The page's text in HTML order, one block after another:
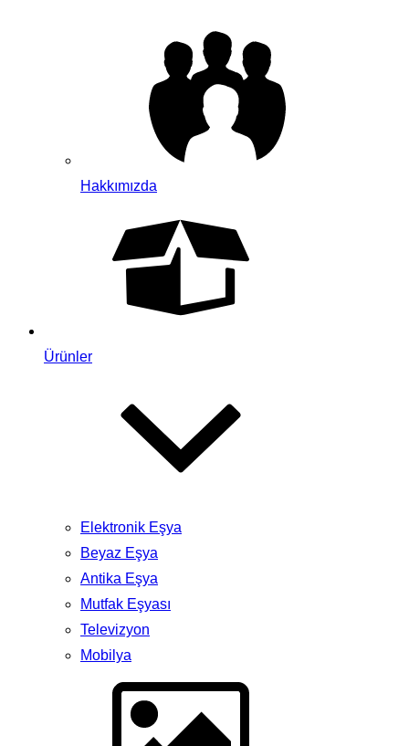
Hakkımızda
Ürünler
Elektronik Eşya
Beyaz Eşya
Antika Eşya
Mutfak Eşyası
Televizyon
Mobilya